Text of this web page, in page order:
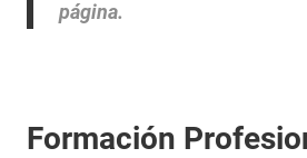
página.
Formación